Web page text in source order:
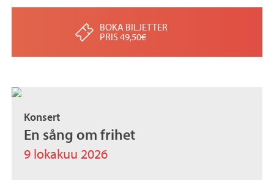
BOKA BILJETTER
PRIS 49,50€
Konsert
En sång om frihet
9 lokakuu 2026